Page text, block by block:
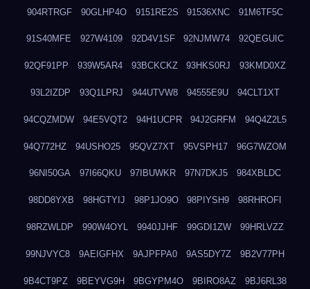
904RTRGF 90GLHP4O 9151RE2S 91536XNC 91M6TF5C
91S40MFE 927W4109 92D4V1SF 92NJMW74 92QEGUIC
92QF91PP 939W5AR4 93BCKCKZ 93HKS0RJ 93KMD0XZ
93L2IZDP 93Q1LPRJ 944UTVW8 94555E9U 94CLT1XT
94CQZMDW 94E5VQT2 94H1UCPR 94J2GRFM 94Q4Z2L5
94Q772HZ 94USHO25 95QVZ7XT 95VSPH17 96G7WZOM
96NI50GA 97I66QKU 97IBUWKR 97N7DKJ5 984XBLDC
98DD8YXB 98HGTYIJ 98P1JO9O 98PIYSH9 98RHROFI
98RZWLDP 990W4OYL 9940JJHF 99GDI1ZW 99HRLVZZ
99NJVYC8 9AEIGFHX 9AJPFPA0 9AS5DY7Z 9B2V77PH
9B4CT9PZ 9BEYVG9H 9BGYPM4O 9BIRO8AZ 9BJ6RL38